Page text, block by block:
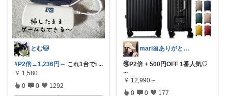
とむ🐱
#P2倍→1,236円～ ​これ1台でi ...
￥ 1,580
0 0 1292
mari🎀ありがとうです🥹
🉐P2倍 + 500円OFF 1番人気♡
...
￥ 12,990～
0 0 177